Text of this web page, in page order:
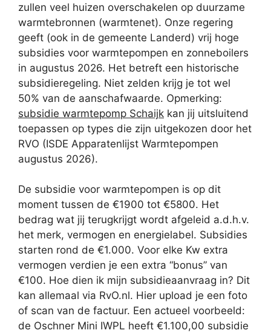
zullen veel huizen overschakelen op duurzame
warmtebronnen (warmtenet). Onze regering
geeft (ook in de gemeente Landerd) vrij hoge
subsidies voor warmtepompen en zonneboilers
in augustus 2026. Het betreft een historische
subsidieregeling. Niet zelden krijg je tot wel
50% van de aanschafwaarde. Opmerking:
subsidie warmtepomp Schaijk kan jij uitsluitend
toepassen op types die zijn uitgekozen door het
RVO (ISDE Apparatenlijst Warmtepompen
augustus 2026).
De subsidie voor warmtepompen is op dit
moment tussen de €1900 tot €5800. Het
bedrag wat jij terugkrijgt wordt afgeleid a.d.h.v.
het merk, vermogen en energielabel. Subsidies
starten rond de €1.000. Voor elke Kw extra
vermogen verdien je een extra “bonus” van
€100. Hoe dien ik mijn subsidieaanvraag in? Dit
kan allemaal via RvO.nl. Hier upload je een foto
of scan van de factuur. Een actueel voorbeeld:
de Oschner Mini IWPL heeft €1.100,00 subsidie